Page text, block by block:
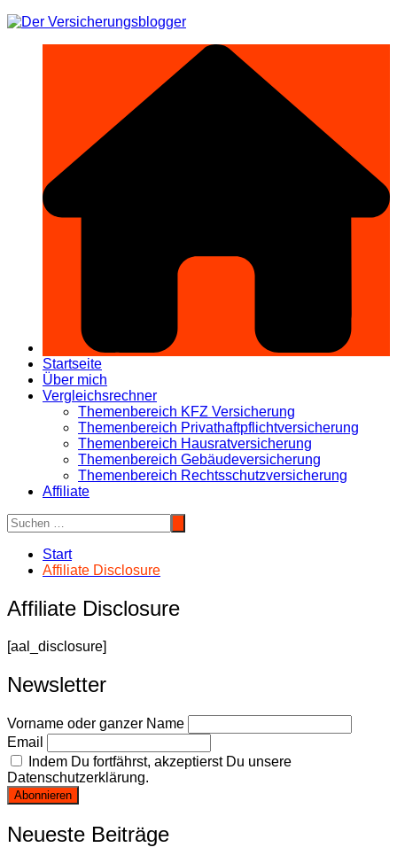
Zum
Startseite
Über mich
Vergleichsrechner
Themenbereich KFZ Versicherung
Themenbereich Privathaftpflichtversicherung
Themenbereich Hausratversicherung
Themenbereich Gebäudeversicherung
Themenbereich Rechtsschutzversicherung
Affiliate
Start
Affiliate Disclosure
Affiliate Disclosure
[aal_disclosure]
Newsletter
Vorname oder ganzer Name
Email
Indem Du fortfährst, akzeptierst Du unsere
Datenschutzerklärung.
Neueste Beiträge